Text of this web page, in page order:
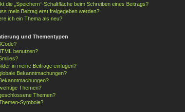
die „Speichern“-Schaltfläche beim Schreiben eines Beitrags?
mein Beitrag erst freigegeben werden?
ich ein Thema als neu?
und Thementypen
benutzen?
in meine Beiträge einfügen?
Bekanntmachungen?
Themen?
Themen?
Symbole?